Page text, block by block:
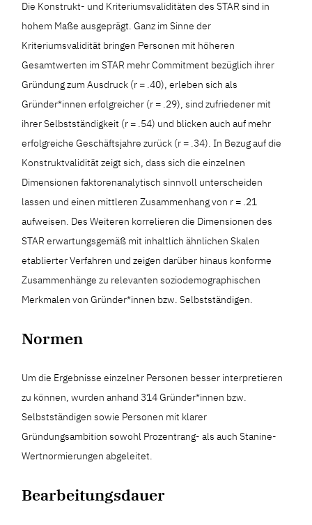
Die Konstrukt- und Kriteriumsvaliditäten des STAR sind in
hohem Maße ausgeprägt. Ganz im Sinne der
Kriteriumsvalidität bringen Personen mit höheren
Gesamtwerten im STAR mehr Commitment bezüglich ihrer
Gründung zum Ausdruck (r = .40), erleben sich als
Gründer*innen erfolgreicher (r = .29), sind zufriedener mit
ihrer Selbstständigkeit (r = .54) und blicken auch auf mehr
erfolgreiche Geschäftsjahre zurück (r = .34). In Bezug auf die
Konstruktvalidität zeigt sich, dass sich die einzelnen
Dimensionen faktorenanalytisch sinnvoll unterscheiden
lassen und einen mittleren Zusammenhang von r = .21
aufweisen. Des Weiteren korrelieren die Dimensionen des
STAR erwartungsgemäß mit inhaltlich ähnlichen Skalen
etablierter Verfahren und zeigen darüber hinaus konforme
Zusammenhänge zu relevanten soziodemographischen
Merkmalen von Gründer*innen bzw. Selbstständigen.
Normen
Um die Ergebnisse einzelner Personen besser interpretieren
zu können, wurden anhand 314 Gründer*innen bzw.
Selbstständigen sowie Personen mit klarer
Gründungsambition sowohl Prozentrang- als auch Stanine-
Wertnormierungen abgeleitet.
Bearbeitungsdauer